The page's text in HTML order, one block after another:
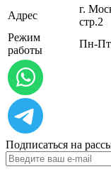
Адрес
г.
стр.2
Режим
работы
Пн-Пт
Подписаться на